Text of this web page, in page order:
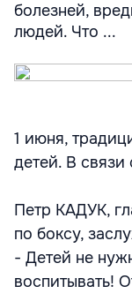
болезней,
людей. Что ...
1 июня,
детей. В
Петр КАДУК,
по боксу,
- Детей не
воспитывать!